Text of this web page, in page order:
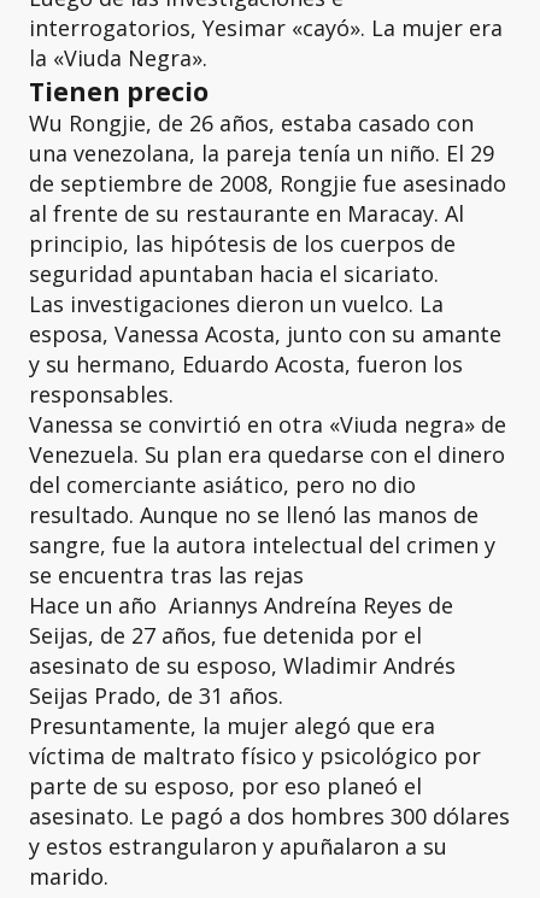
interrogatorios, Yesimar «cayó». La mujer era
la «Viuda Negra».
Tienen precio
Wu Rongjie, de 26 años, estaba casado con
una venezolana, la pareja tenía un niño. El 29
de septiembre de 2008, Rongjie fue asesinado
al frente de su restaurante en Maracay. Al
principio, las hipótesis de los cuerpos de
seguridad apuntaban hacia el sicariato.
Las investigaciones dieron un vuelco. La
esposa, Vanessa Acosta, junto con su amante
y su hermano, Eduardo Acosta, fueron los
responsables.
Vanessa se convirtió en otra «Viuda negra» de
Venezuela. Su plan era quedarse con el dinero
del comerciante asiático, pero no dio
resultado. Aunque no se llenó las manos de
sangre, fue la autora intelectual del crimen y
se encuentra tras las rejas
Hace un año Ariannys Andreína Reyes de
Seijas, de 27 años, fue detenida por el
asesinato de su esposo, Wladimir Andrés
Seijas Prado, de 31 años.
Presuntamente, la mujer alegó que era
víctima de maltrato físico y psicológico por
parte de su esposo, por eso planeó el
asesinato. Le pagó a dos hombres 300 dólares
y estos estrangularon y apuñalaron a su
marido.